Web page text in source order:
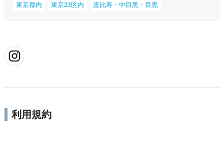
東京都内 東京23区内 恵比寿・中目黒・目黒
利用規約